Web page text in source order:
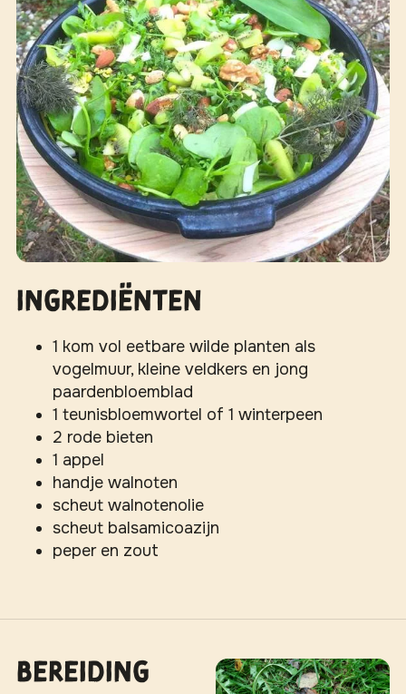
Ingrediënten
1 kom vol eetbare wilde planten als
vogelmuur, kleine veldkers en jong
paardenbloemblad
1 teunisbloemwortel of 1 winterpeen
2 rode bieten
1 appel
handje walnoten
scheut walnotenolie
scheut balsamicoazijn
peper en zout
Bereiding